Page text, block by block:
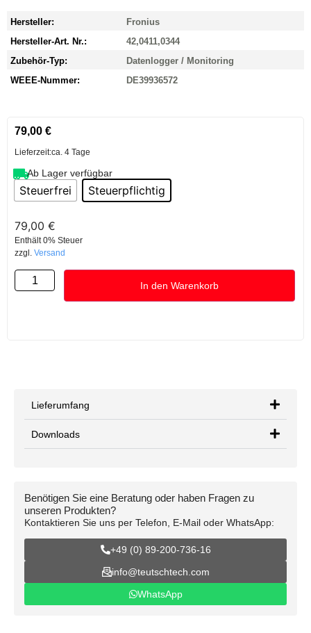
Hersteller:
Fronius
Hersteller-Art. Nr.:
42,0411,0344
Zubehör-Typ:
Datenlogger / Monitoring
WEEE-Nummer:
DE39936572
79,00 €
Lieferzeit:ca. 4 Tage
Ab Lager verfügbar
Steuerfrei Steuerpflichtig
79,00 €
Enthält 0% Steuer
zzgl. Versand
In den Warenkorb
Lieferumfang
Downloads
Benötigen Sie eine Beratung oder haben Fragen zu
unseren Produkten?
Kontaktieren Sie uns per Telefon, E-Mail oder WhatsApp:
+49 (0) 89-200-736-16
info@teutschtech.com
WhatsApp